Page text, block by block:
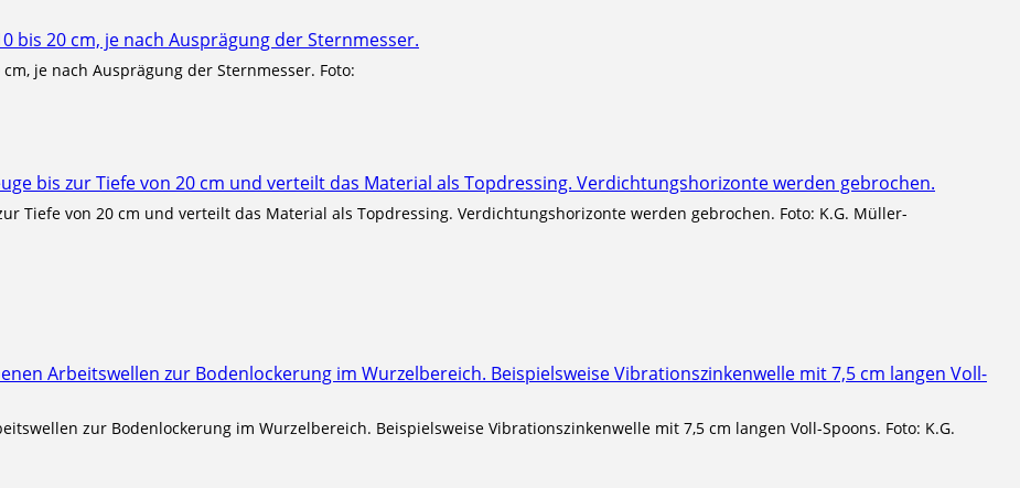
je nach Ausprägung der Sternmesser. Foto:
Tiefe von 20 cm und verteilt das Material als Topdressing. Verdichtungshorizonte werden gebrochen. Foto: K.G. Müller-
zur Bodenlockerung im Wurzelbereich. Beispielsweise Vibrationszinkenwelle mit 7,5 cm langen Voll-Spoons. Foto: K.G.